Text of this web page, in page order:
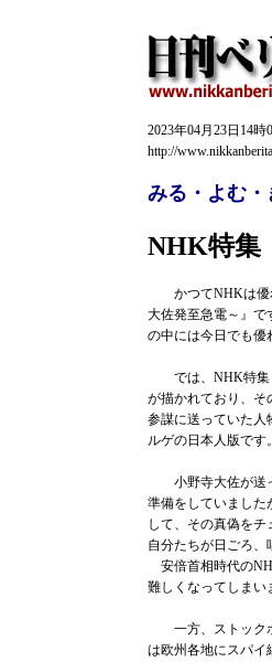
2023年04月23日14
http://
みる・よむ・
NHK特集
かつてNHKは優れ
大佐発至急電～』
の中には今日でも
では、NHK特集『
が描かれており、そ
参謀に送っていた人
ルゲの日本人版で
小野寺大佐が送っ
準備をしていました
して、その真偽を
自分たちが日ごろ
安倍首相時代の
難しくなってしま
一方、ストックホ
は欧州各地にスパイ